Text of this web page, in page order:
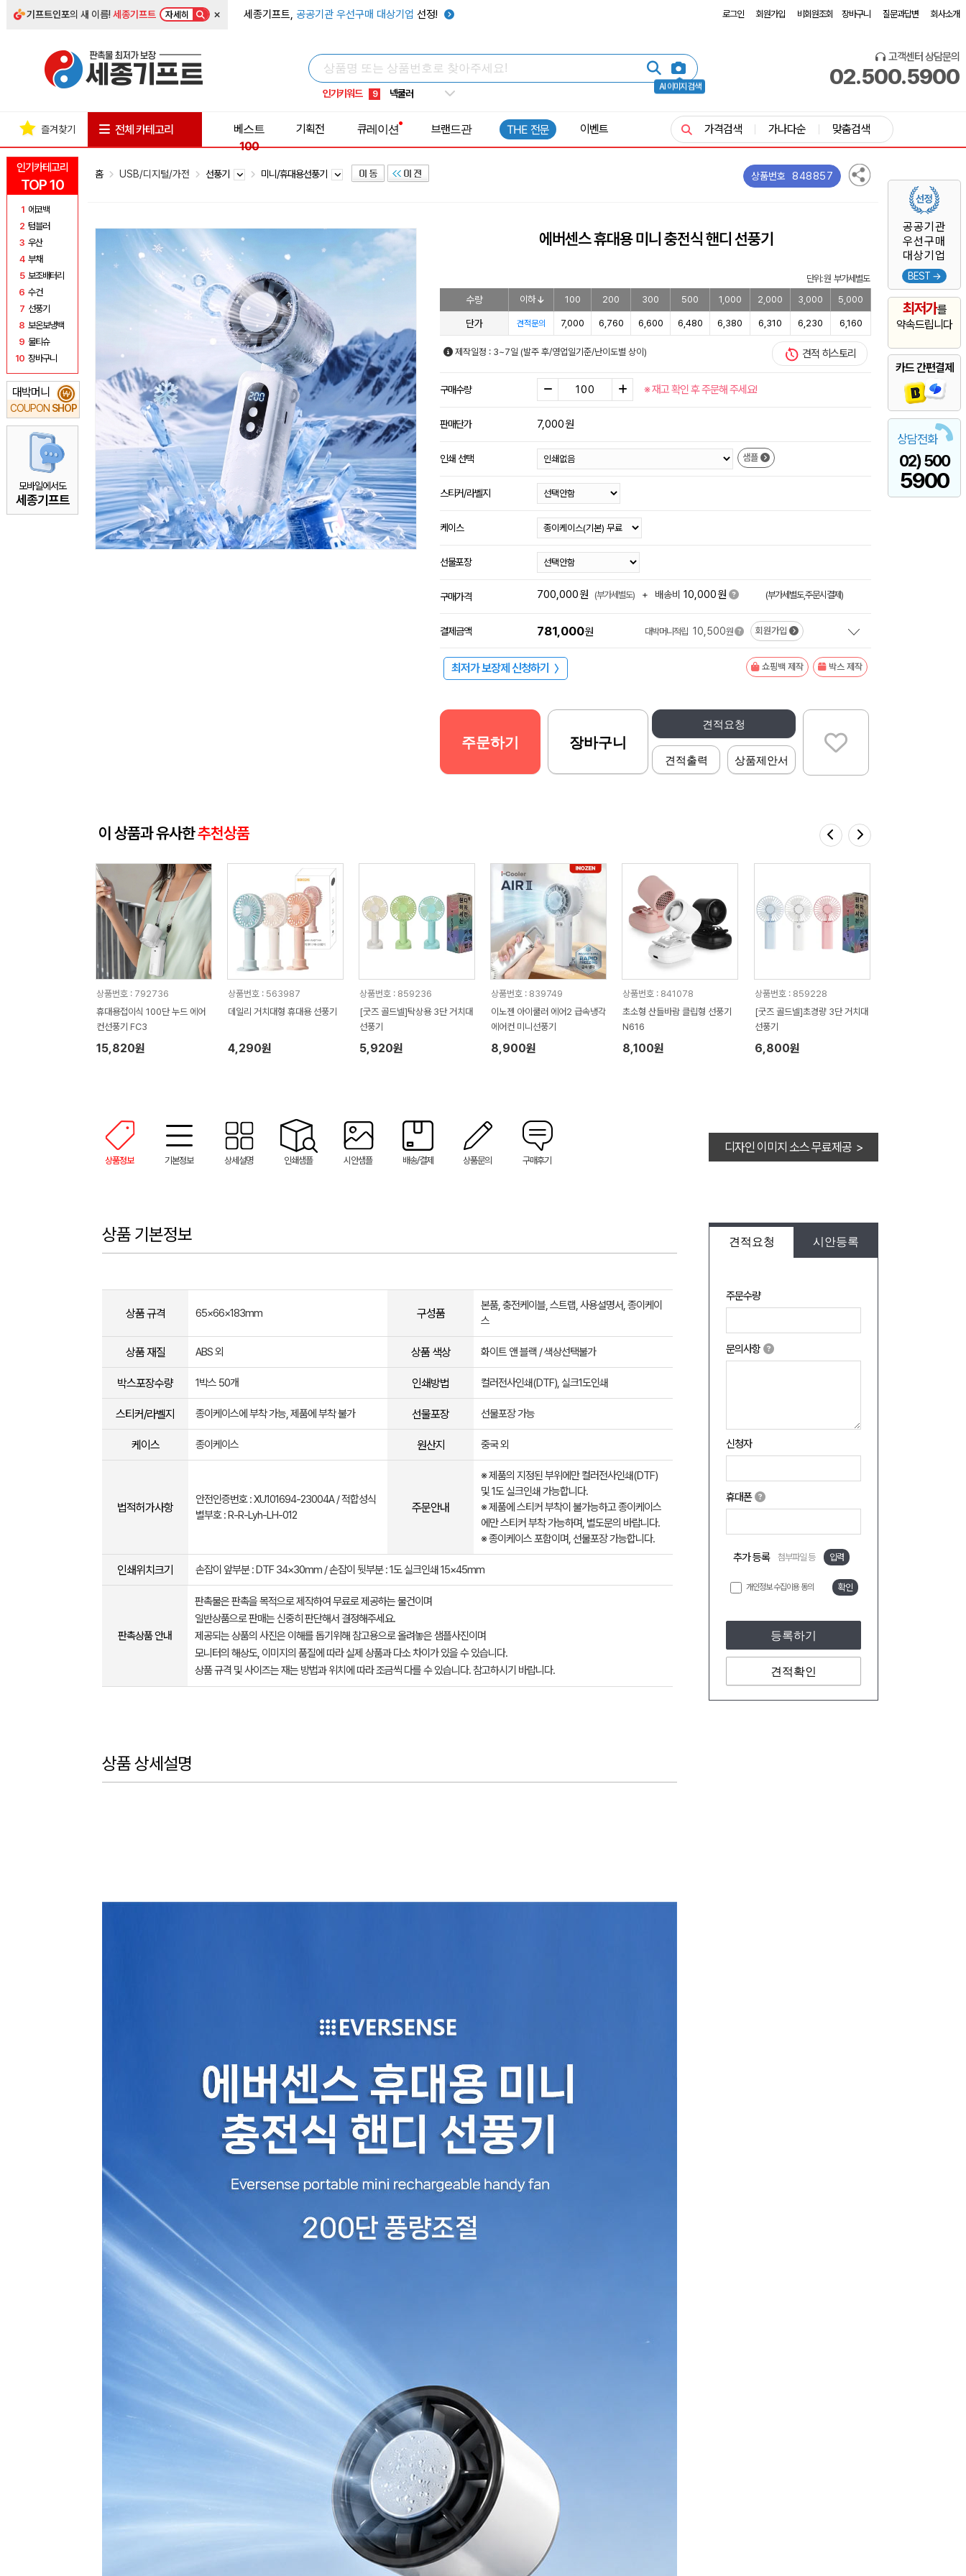
기프트인포의 새 이름!세종기프트 자세히 × 세종기프트, 공공기관 우선구매 대상기업 선정! 로그인 회원가입 비회원조회 장바구니 질문과답변 회사소개
AI 이미지 검색
인기키워드
5 키캡
8 쿨토시
9 넥쿨러
1 선풍기
고객센터 상담문의
02.500.5900
인기카테고리
TOP 10
1 에코백
2 텀블러
3 우산
4 부채
5 보조배터리
6 수건
7 선풍기
8 보온보냉백
9 물티슈
10 장바구니
대박머니
COUPON SHOP
₩
모바일에서도
세종기프트
공공기관
우선구매
대상기업
BEST →
최저가를
약속드립니다
카드 간편결제
상담전화
02) 500
5900
즐겨찾기 전체 카테고리
베스트
100
기획전 큐레이션 브랜드관 THE 전문 이벤트 가격검색 가나다순 맞춤검색
홈 USB/디지털/가전 선풍기 미니/휴대용선풍기 상품번호 848857
에버센스 휴대용 미니 충전식 핸디 선풍기
단위: 원 부가세별도
수량 이하 100 200 300 500 1,000 2,000 3,000 5,000
단가 견적문의 7,000 6,760 6,600 6,480 6,380 6,310 6,230 6,160
제작일정 : 3~7일 (발주 후/영업일기준/난이도별 상이) 견적 히스토리
구매수량 ※ 재고 확인 후 주문해 주세요!
판매단가 7,000원
인쇄 선택 샘플
스티커/라벨지
케이스
선물포장
구매가격 700,000원 (부가세별도) + 배송비 10,000원 (부가세별도,주문시결제)
결제금액 781,000원 대박머니적립 10,500원 회원가입
최저가 보장제 신청하기 〉 쇼핑백 제작 박스 제작
견적요청
견적출력 상품제안서
주문하기 장바구니
이 상품과 유사한추천상품
상품번호 : 792736
휴대용접이식 100단 누드 에어
컨선풍기 FC3
15,820원
상품번호 : 563987
데일리 거치대형 휴대용 선풍기
4,290원
상품번호 : 859236
[굿즈 골드넬]탁상용 3단 거치대
선풍기
5,920원
상품번호 : 839749
이노젠 아이쿨러 에어2 급속냉각
에어컨 미니선풍기
8,900원
상품번호 : 841078
초소형 산들바람 클립형 선풍기
N616
8,100원
상품번호 : 859228
[굿즈 골드넬]초경량 3단 거치대
선풍기
6,800원
상품정보 기본정보 상세설명 인쇄샘플 시안샘플 배송/결제 상품문의 구매후기
디자인 이미지 소스 무료제공 >
견적요청 시안등록
주문수량
문의사항
신청자
휴대폰
추가 등록 첨부파일 등 입력
개인정보 수집이용 동의 확인
등록하기
견적확인
상품 기본정보
상품 규격 65×66×183mm 구성품
본품, 충전케이블, 스트랩, 사용설명서, 종이케이
스
상품 재질 ABS 외 상품 색상 화이트 앤 블랙 / 색상선택불가
박스포장수량 1박스 50개 인쇄방법 컬러전사인쇄(DTF), 실크1도인쇄
스티커/라벨지 종이케이스에 부착 가능, 제품에 부착 불가 선물포장 선물포장 가능
케이스 종이케이스 원산지 중국 외
법적허가사항
안전인증번호 : XU101694-23004A / 적합성식
별부호 : R-R-Lyh-LH-012
주문안내
※ 제품의 지정된 부위에만 컬러전사인쇄(DTF)
및 1도 실크인쇄 가능합니다.
※ 제품에 스티커 부착이 불가능하고 종이케이스
에만 스티커 부착 가능하며, 별도문의 바랍니다.
※ 종이케이스 포함이며, 선물포장 가능합니다.
인쇄위치크기 손잡이 앞부분 : DTF 34×30mm / 손잡이 뒷부분 : 1도 실크인쇄 15×45mm
판촉상품 안내
판촉물은 판촉을 목적으로 제작하여 무료로 제공하는 물건이며
일반상품으로 판매는 신중히 판단해서 결정해주세요.
제공되는 상품의 사진은 이해를 돕기위해 참고용으로 올려놓은 샘플사진이며
모니터의 해상도, 이미지의 품질에 따라 실제 상품과 다소 차이가 있을 수 있습니다.
상품 규격 및 사이즈는 재는 방법과 위치에 따라 조금씩 다를 수 있습니다. 참고하시기 바랍니다.
상품 상세설명